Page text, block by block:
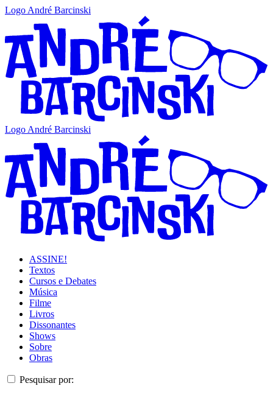
Logo André Barcinski
Logo André Barcinski
ASSINE!
Textos
Cursos e Debates
Música
Filme
Livros
Dissonantes
Shows
Sobre
Obras
Pesquisar por: